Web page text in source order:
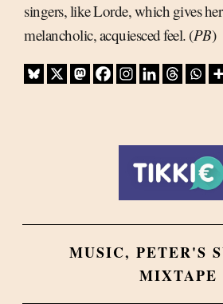
singers, like Lorde, which gives
melancholic, acquiesced feel. (PB)
MUSIC, PETER'S
MIXTAPE